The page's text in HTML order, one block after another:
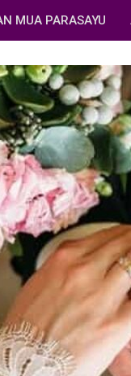
MUA PARASAYU